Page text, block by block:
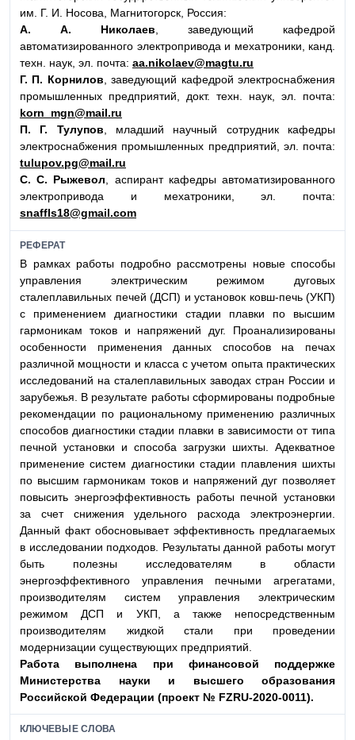
им. Г. И. Носова, Магнитогорск, Россия:
А. А. Николаев, заведующий кафедрой
автоматизированного электропривода и мехатроники, канд.
техн. наук, эл. почта: aa.nikolaev@magtu.ru
Г. П. Корнилов, заведующий кафедрой электроснабжения
промышленных предприятий, докт. техн. наук, эл. почта:
korn_mgn@mail.ru
П. Г. Тулупов, младший научный сотрудник кафедры
электроснабжения промышленных предприятий, эл. почта:
tulupov.pg@mail.ru
С. С. Рыжевол, аспирант кафедры автоматизированного
электропривода и мехатроники, эл. почта:
snaffls18@gmail.com
РЕФЕРАТ
В рамках работы подробно рассмотрены новые способы
управления электрическим режимом дуговых
сталеплавильных печей (ДСП) и установок ковш-печь (УКП)
с применением диагностики стадии плавки по высшим
гармоникам токов и напряжений дуг. Проанализированы
особенности применения данных способов на печах
различной мощности и класса с учетом опыта практических
исследований на сталеплавильных заводах стран России и
зарубежья. В результате работы сформированы подробные
рекомендации по рациональному применению различных
способов диагностики стадии плавки в зависимости от типа
печной установки и способа загрузки шихты. Адекватное
применение систем диагностики стадии плавления шихты
по высшим гармоникам токов и напряжений дуг позволяет
повысить энергоэффективность работы печной установки
за счет снижения удельного расхода электроэнергии.
Данный факт обосновывает эффективность предлагаемых
в исследовании подходов. Результаты данной работы могут
быть полезны исследователям в области
энергоэффективного управления печными агрегатами,
производителям систем управления электрическим
режимом ДСП и УКП, а также непосредственным
производителям жидкой стали при проведении
модернизации существующих предприятий.
Работа выполнена при финансовой поддержке
Министерства науки и высшего образования
Российской Федерации (проект № FZRU-2020-0011).
КЛЮЧЕВЫЕ СЛОВА